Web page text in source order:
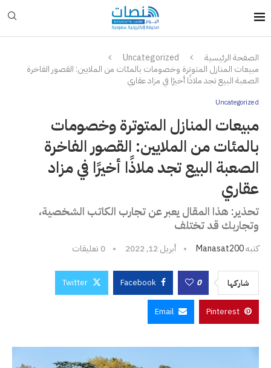
الصفحة الرئيسية
Uncategorized
مبيعات المنازل المتوترة وخصومات بالمئات من الملايين: القصور الفاخرة
الصعبة البيع تجد ملاذًا أخيرًا في مزاد عقاري
Uncategorized
مبيعات المنازل المتوترة وخصومات
بالمئات من الملايين: القصور الفاخرة
الصعبة البيع تجد ملاذًا أخيرًا في مزاد
عقاري
تحذير: هذا المقال يعبر عن تجارب الكاتب الشخصية،
وتجاربك قد تختلف
كتبهManasat200 أبريل 12, 2022 0 تعليقات
شاركها 0
Facebook
Twitter
Pinterest
Email